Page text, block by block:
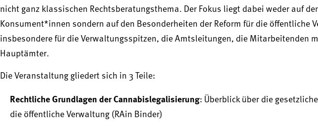
nicht ganz klassischen Rechtsberatungsthema. Der Fokus liegt dabei weder auf
Konsument*innen sondern auf den Besonderheiten der Reform für die öffentliche
insbesondere für die Verwaltungsspitzen, die Amtsleitungen, die Mitarbeitenden
Hauptämter.
Die Veranstaltung gliedert sich in 3 Teile:
Rechtliche Grundlagen der Cannabislegalisierung: Überblick über die
die öffentliche Verwaltung (RAin Binder)